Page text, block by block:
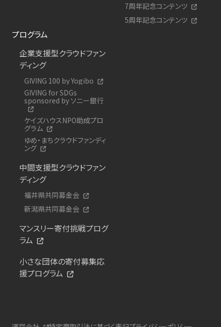
7周年記念コンテンツ
5周年記念コンテンツ
プログラム
企業支援型クラウドファン
ディング
GIVING 100 by Yogibo
GIVING for SDGs
sponsored by ソニー銀行
ケイズハウスNPO助成プロ
グラム
ゆめ・まちクラウドファンディ
ング
中間支援型クラウドファン
ディング
福井県共同募金会
新潟県共同募金会
マンスリー寄付挑戦プログ
ラム
小さな団体の寄付募集応
援プログラム